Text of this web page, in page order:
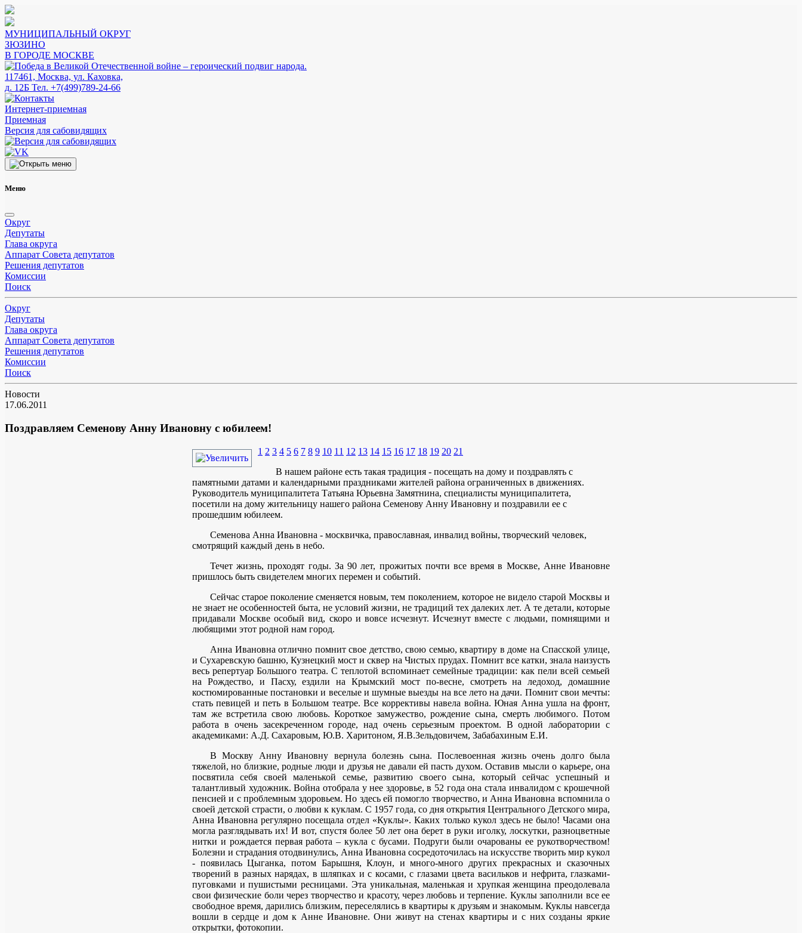
МУНИЦИПАЛЬНЫЙ ОКРУГ
ЗЮЗИНО
В ГОРОДЕ МОСКВЕ
117461, Москва, ул. Каховка,
д. 12Б Тел. +7(499)789-24-66
Интернет-приемная
Приемная
Версия для сабовидящих
Меню
Округ
Депутаты
Глава округа
Аппарат Совета депутатов
Решения депутатов
Комиссии
Поиск
Округ
Депутаты
Глава округа
Аппарат Совета депутатов
Решения депутатов
Комиссии
Поиск
Новости
17.06.2011
Поздравляем Семенову Анну Ивановну с юбилеем!
1 2 3 4 5 6 7 8 9 10 11 12 13 14 15 16 17 18 19 20 21
В нашем районе есть такая традиция - посещать на дому и поздравлять с
памятными датами и календарными праздниками жителей района ограниченных в движениях.
Руководитель муниципалитета Татьяна Юрьевна Замятнина, специалисты муниципалитета,
посетили на дому жительницу нашего района Семенову Анну Ивановну и поздравили ее с
прошедшим юбилеем.
Семенова Анна Ивановна - москвичка, православная, инвалид войны, творческий человек,
смотрящий каждый день в небо.
Течет жизнь, проходят годы. За 90 лет, прожитых почти все время в Москве, Анне Ивановне
пришлось быть свидетелем многих перемен и событий.
Сейчас старое поколение сменяется новым, тем поколением, которое не видело старой Москвы и
не знает не особенностей быта, не условий жизни, не традиций тех далеких лет. А те детали, которые
придавали Москве особый вид, скоро и вовсе исчезнут. Исчезнут вместе с людьми, помнящими и
любящими этот родной нам город.
Анна Ивановна отлично помнит свое детство, свою семью, квартиру в доме на Спасской улице,
и Сухаревскую башню, Кузнецкий мост и сквер на Чистых прудах. Помнит все катки, знала наизусть
весь репертуар Большого театра. С теплотой вспоминает семейные традиции: как пели всей семьей
на Рождество, и Пасху, ездили на Крымский мост по-весне, смотреть на ледоход, домашние
костюмированные постановки и веселые и шумные выезды на все лето на дачи. Помнит свои мечты:
стать певицей и петь в Большом театре. Все коррективы навела война. Юная Анна ушла на фронт,
там же встретила свою любовь. Короткое замужество, рождение сына, смерть любимого. Потом
работа в очень засекреченном городе, над очень серьезным проектом. В одной лаборатории с
академиками: А.Д. Сахаровым, Ю.В. Харитоном, Я.В.Зельдовичем, Забабахиным Е.И.
В Москву Анну Ивановну вернула болезнь сына. Послевоенная жизнь очень долго была
тяжелой, но близкие, родные люди и друзья не давали ей пасть духом. Оставив мысли о карьере, она
посвятила себя своей маленькой семье, развитию своего сына, который сейчас успешный и
талантливый художник. Война отобрала у нее здоровье, в 52 года она стала инвалидом с крошечной
пенсией и с проблемным здоровьем. Но здесь ей помогло творчество, и Анна Ивановна вспомнила о
своей детской страсти, о любви к куклам. С 1957 года, со дня открытия Центрального Детского мира,
Анна Ивановна регулярно посещала отдел «Куклы». Каких только кукол здесь не было! Часами она
могла разглядывать их! И вот, спустя более 50 лет она берет в руки иголку, лоскутки, разноцветные
нитки и рождается первая работа – кукла с бусами. Подруги были очарованы ее рукотворчеством!
Болезни и страдания отодвинулись, Анна Ивановна сосредоточилась на искусстве творить мир кукол
- появилась Цыганка, потом Барышня, Клоун, и много-много других прекрасных и сказочных
творений в разных нарядах, в шляпках и с косами, с глазами цвета васильков и нефрита, глазками-
пуговками и пушистыми ресницами. Эта уникальная, маленькая и хрупкая женщина преодолевала
свои физические боли через творчество и красоту, через любовь и терпение. Куклы заполнили все ее
свободное время, дарились близким, переселялись в квартиры к друзьям и знакомым. Куклы навсегда
вошли в сердце и дом к Анне Ивановне. Они живут на стенах квартиры и с них созданы яркие
открытки, фотокопии.